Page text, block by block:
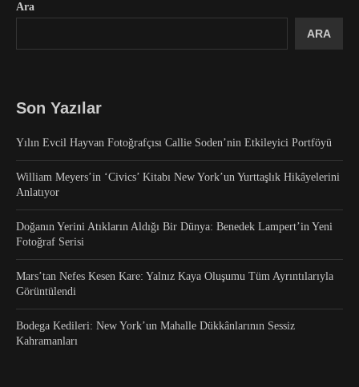
Ara
ARA
Son Yazılar
Yılın Evcil Hayvan Fotoğrafçısı Callie Soden’nin Etkileyici Portföyü
William Meyers’in ‘Civics’ Kitabı New York’un Yurttaşlık Hikâyelerini
Anlatıyor
Doğanın Yerini Atıkların Aldığı Bir Dünya: Benedek Lampert’in Yeni
Fotoğraf Serisi
Mars’tan Nefes Kesen Kare: Yalnız Kaya Oluşumu Tüm Ayrıntılarıyla
Görüntülendi
Bodega Kedileri: New York’un Mahalle Dükkânlarının Sessiz
Kahramanları